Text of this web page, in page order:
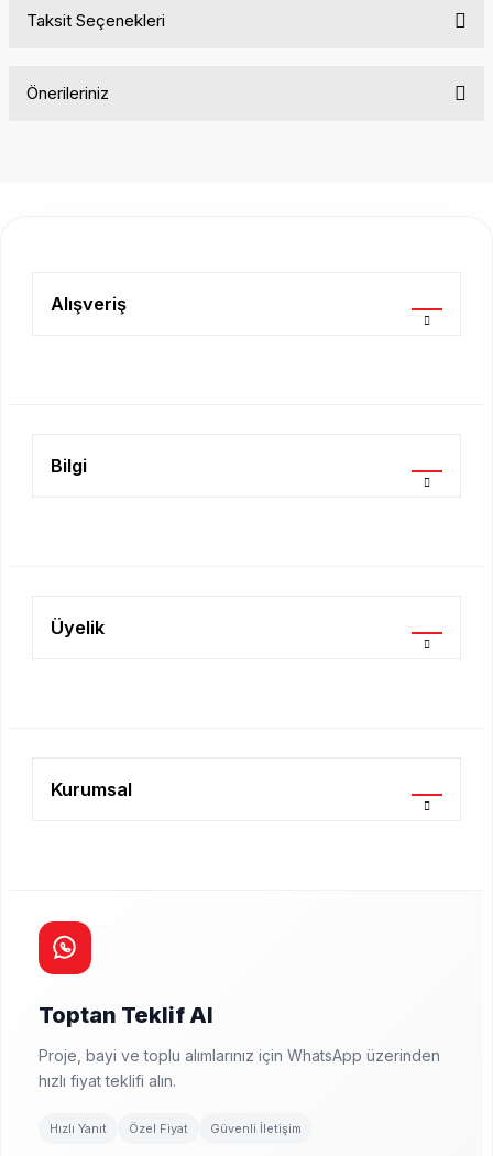
Taksit Seçenekleri
Önerileriniz
Ürün açıklamasında eksik bilgiler bulunuyor.
Alışveriş
Bilgi
Üyelik
Kurumsal
Toptan Teklif Al
Proje, bayi ve toplu alımlarınız için WhatsApp üzerinden
hızlı fiyat teklifi alın.
Hızlı Yanıt Özel Fiyat Güvenli İletişim